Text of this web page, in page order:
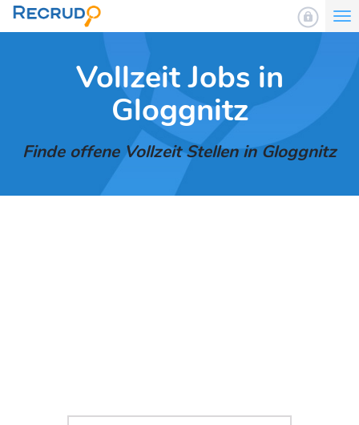
Vollzeit Jobs in
Gloggnitz
Finde offene Vollzeit Stellen in Gloggnitz